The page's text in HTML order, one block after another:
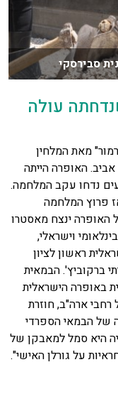
סבירסקי
עולה
מאת המלחין
האופרה הייתה
נדחו עקב המלחמה.
פרוץ המלחמה
האופרה ינצח מאסטרו
וישראלי,
ראשון לציון
ברקוביץ'. הבמאית
באופרה הישראלית
רחבי ארה"ב, חוזרת
של הבמאי הספרדי
היא סמל למאבקן של
על גורלן האישי".